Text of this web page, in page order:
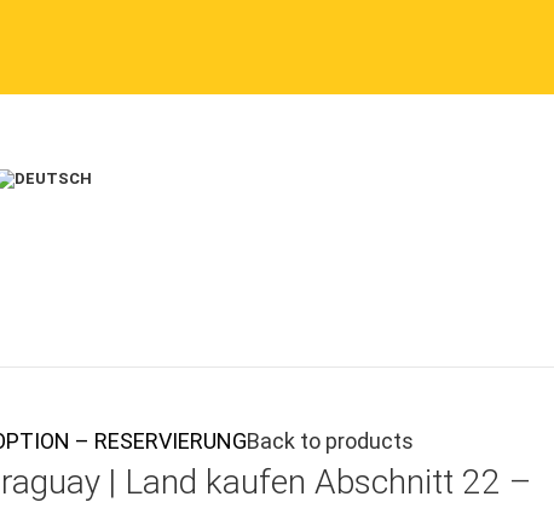
– RESERVIERUNGBack to products
| Land kaufen Abschnitt 22 –